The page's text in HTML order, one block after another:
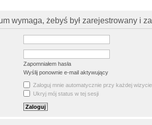
wymaga, żebyś był zarejestrowany i
Zapomniałem hasła
Wyślij ponownie e-mail aktywujący
Zaloguj mnie automatycznie przy każdej wizycie
Ukryj mój status w tej sesji